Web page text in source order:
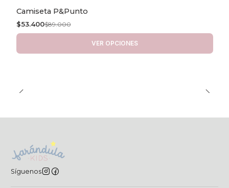
-40% OFF
Camiseta P&Punto
$53.400$89.000
VER OPCIONES
Síguenos